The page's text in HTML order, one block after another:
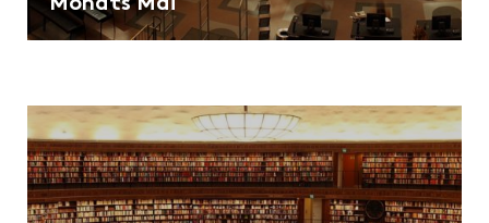
Monats Mai